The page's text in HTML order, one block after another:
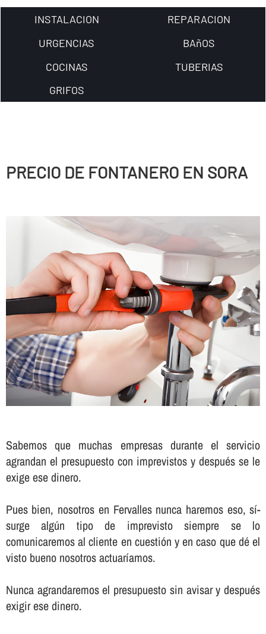
INSTALACION
REPARACION
URGENCIAS
BAñOS
COCINAS
TUBERIAS
GRIFOS
PRECIO DE FONTANERO EN SORA
Sabemos que muchas empresas durante el servicio
agrandan el presupuesto con imprevistos y después se le
exige ese dinero.
Pues bien, nosotros en Fervalles nunca haremos eso, sí­
surge algún tipo de imprevisto siempre se lo
comunicaremos al cliente en cuestión y en caso que dé el
visto bueno nosotros actuarí­amos.
Nunca agrandaremos el presupuesto sin avisar y después
exigir ese dinero.